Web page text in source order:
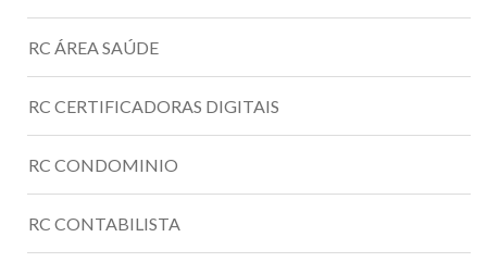
RC ÁREA SAÚDE
RC CERTIFICADORAS DIGITAIS
RC CONDOMINIO
RC CONTABILISTA